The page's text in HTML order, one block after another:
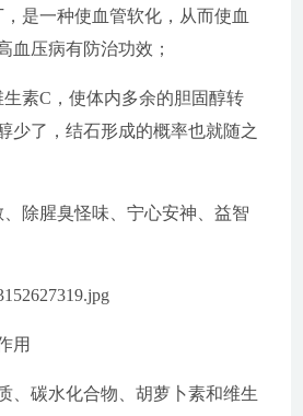
是一种使血管软化，从而使血
血压病有防治功效；
素C，使体内多余的胆固醇转
少了，结石形成的概率也就随之
除腥臭怪味、宁心安神、益智
用
、碳水化合物、胡萝卜素和维生